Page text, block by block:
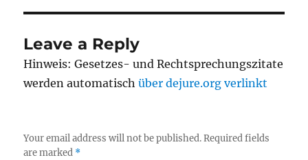
Leave a Reply
Hinweis: Gesetzes- und Rechtsprechungszitate
werden automatischüber dejure.org verlinkt
Your email address will not be published. Required fields
are marked *